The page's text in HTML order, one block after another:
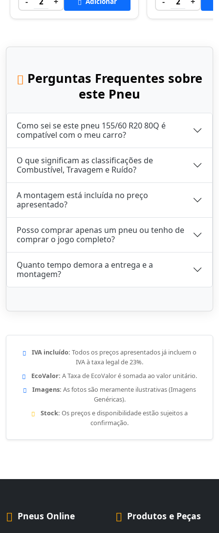
Perguntas Frequentes sobre
este Pneu
Como sei se este pneu 155/60 R20 80Q é
compatível com o meu carro?
O que significam as classificações de
Combustível, Travagem e Ruído?
A montagem está incluída no preço
apresentado?
Posso comprar apenas um pneu ou tenho de
comprar o jogo completo?
Quanto tempo demora a entrega e a
montagem?
IVA incluído: Todos os preços apresentados já incluem o
IVA à taxa legal de 23%.
EcoValor: A Taxa de EcoValor é somada ao valor unitário.
Imagens: As fotos são meramente ilustrativas (Imagens
Genéricas).
Stock: Os preços e disponibilidade estão sujeitos a
confirmação.
Pneus Online Produtos e Peças